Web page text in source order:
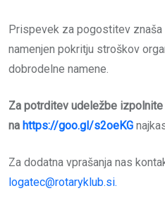
Prispevek za pogostitev
namenjen pokritju stroškov
dobrodelne namene.
Za potrditev udeležbe
na https://goo.gl/s2oeKG
Za dodatna vprašanja nas
logatec@rotaryklub.si.